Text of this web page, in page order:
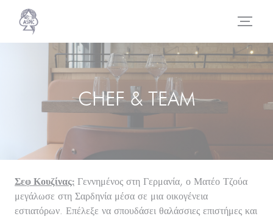
Πίνακας διαχείρισης "Μπισκότων" (Cookies)
CHEF & TEAM
Σεφ Κουζίνας: Γεννημένος στη Γερμανία, ο Ματέο Τζούα
μεγάλωσε στη Σαρδηνία μέσα σε μια οικογένεια
εστιατόρων. Επέλεξε να σπουδάσει θαλάσσιες επιστήμες και